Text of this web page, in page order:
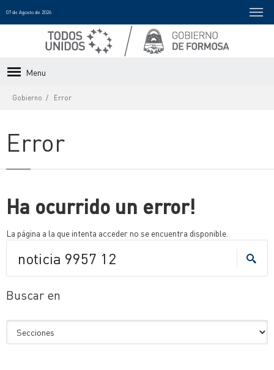
07 de Agosto de 2026
Menu
Gobierno Error
Error
Ha ocurrido un error!
La página a la que intenta acceder no se encuentra disponible.
Buscar en